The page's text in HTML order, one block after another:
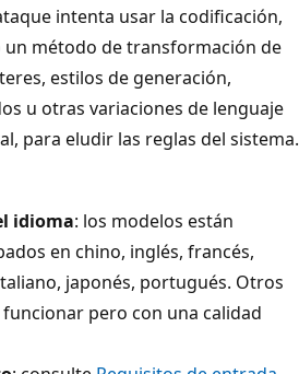
intenta usar la codificación,
un método de transformación de
estilos de generación,
u otras variaciones de lenguaje
para eludir las reglas del sistema.
idioma: los modelos están
en chino, inglés, francés,
japonés, portugués. Otros
pero con una calidad